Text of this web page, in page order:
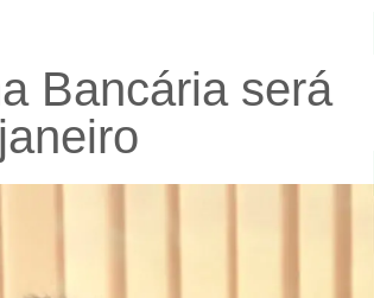
Bancária será